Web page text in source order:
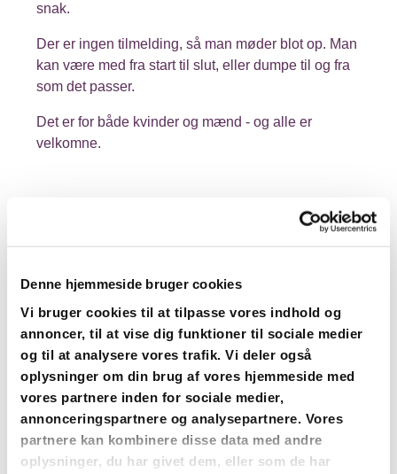
Denne hjemmeside bruger cookies
Vi bruger cookies til at tilpasse vores indhold og
annoncer, til at vise dig funktioner til sociale medier
og til at analysere vores trafik. Vi deler også
oplysninger om din brug af vores hjemmeside med
vores partnere inden for sociale medier,
annonceringspartnere og analysepartnere. Vores
partnere kan kombinere disse data med andre
oplysninger, du har givet dem, eller som de har
snak.
Der er ingen tilmelding, så man møder blot op. Man
kan være med fra start til slut, eller dumpe til og fra
som det passer.
Det er for både kvinder og mænd - og alle er
velkomne.